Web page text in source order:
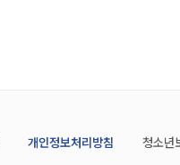
개인정보처리방침 청소년